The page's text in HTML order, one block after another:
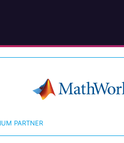
PARTNER